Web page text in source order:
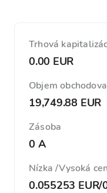
Trhová
0.00 EUR
Objem
19,749.88 EUR
Zásoba
0 A
Nízka /Vysoká
0.055253 EUR/